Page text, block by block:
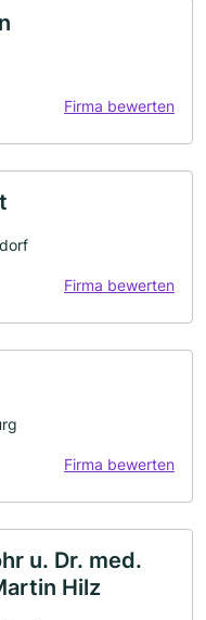
Firma bewerten
Firma bewerten
Firma bewerten
u. Dr. med.
Hilz